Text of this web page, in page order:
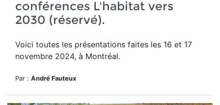
conférences L'habitat vers
2030 (réservé).
Voici toutes les présentations faites les 16 et 17
novembre 2024, à Montréal.
Par : André Fauteux